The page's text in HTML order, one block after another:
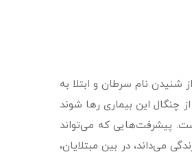
شنیدن نام سرطان و ابتلا به
چنگال این بیماری رها شوند
پیشرفت‌هایی که می‌تواند
می‌داند، در بین مبتلایان،